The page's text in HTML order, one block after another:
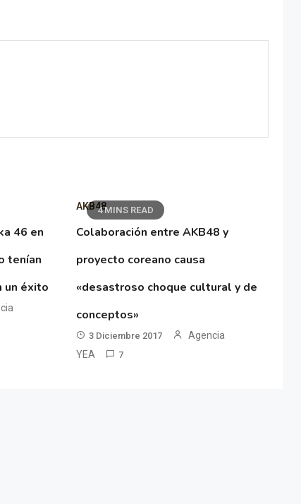
46 en
tenían
un éxito
4 MINS READ
AKB48
Colaboración entre AKB48 y
proyecto coreano causa
«desastroso choque cultural y de
conceptos»
3 Diciembre 2017
Agencia
YEA
7